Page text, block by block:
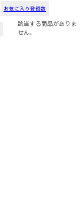
お気に入り登録数
該当する商品がありま
せん。